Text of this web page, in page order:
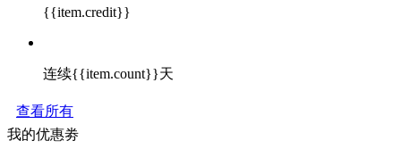
{{item.credit}}
连续{{item.count}}天
查看所有
我的优惠劵